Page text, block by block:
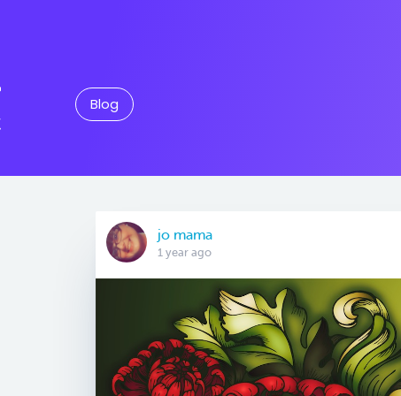
Blog
jo mama
1 year ago